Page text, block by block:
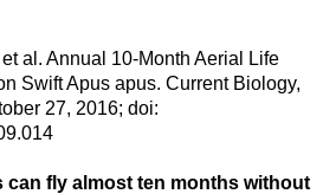
al. Annual 10-Month Aerial Life
Swift Apus apus. Current Biology,
27, 2016; doi:
fly almost ten months without